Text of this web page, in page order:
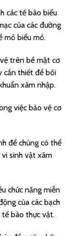
các tế bào biểu
của các đường
mô biểu mô.
trên bề mặt cơ
cần thiết để bôi
xâm nhập.
việc bảo vệ cơ
để chúng có thể
sinh vật xâm
chức năng miễn
của các bạch
tế bào thực vật.